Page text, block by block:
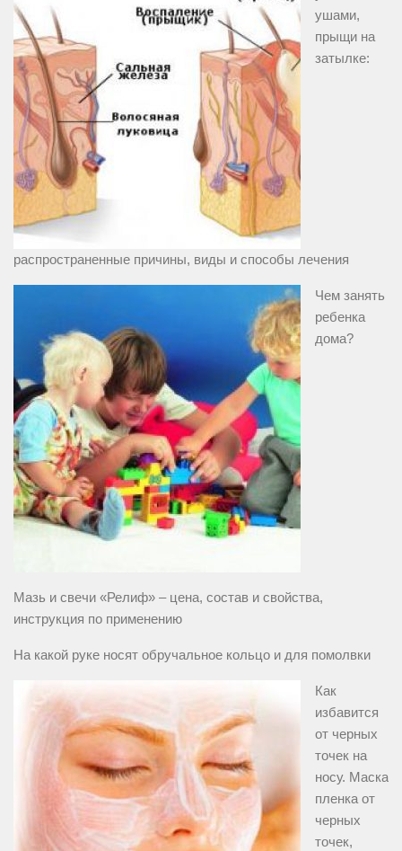
ушами,
прыщи на
затылке:
распространенные причины, виды и способы лечения
Чем занять
ребенка
дома?
Мазь и свечи «Релиф» – цена, состав и свойства,
инструкция по применению
На какой руке носят обручальное кольцо и для помолвки
Как
избавится
от черных
точек на
носу. Маска
пленка от
черных
точек,